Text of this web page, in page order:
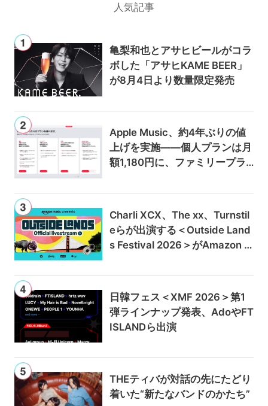
人気記事
亀梨和也とアサヒビールがコラ
ボした「アサヒKAME BEER」
が8月4日より数量限定発売
Apple Music、約4年ぶりの値
上げを実施——個人プランは月
額1,180円に、ファミリープラ
Charli XCX、The xx、Turnstil
eらが出演する＜Outside Land
s Festival 2026＞がAmazon M
ブ配信
日韓フェス＜XMF 2026＞第1
弾ラインナップ発表、AdoやFT
ISLANDら出演
THEティバが対話の先にたどり
着いた“新たなバンドのかたち”